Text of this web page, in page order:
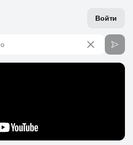
Войти